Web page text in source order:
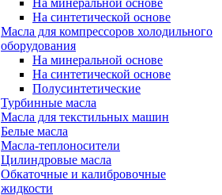
На минеральной основе
На синтетической основе
Масла для компрессоров холодильного
оборудования
На минеральной основе
На синтетической основе
Полусинтетические
Турбинные масла
Масла для текстильных машин
Белые масла
Масла-теплоносители
Цилиндровые масла
Обкаточные и калибровочные
жидкости